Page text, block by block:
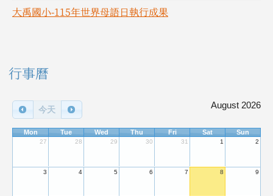
大禹國小-115年世界母語日執行成果
右邊區域內容
行事曆
今天 August 2026
Mon Tue Wed Thu Fri Sat Sun
27 28 29 30 31 1 2
3 4 5 6 7 8 9